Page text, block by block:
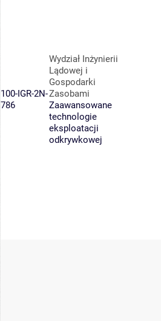
100-IGR-2N-
786
Wydział Inżynierii
Lądowej i
Gospodarki
Zasobami
Zaawansowane
technologie
eksploatacji
odkrywkowej